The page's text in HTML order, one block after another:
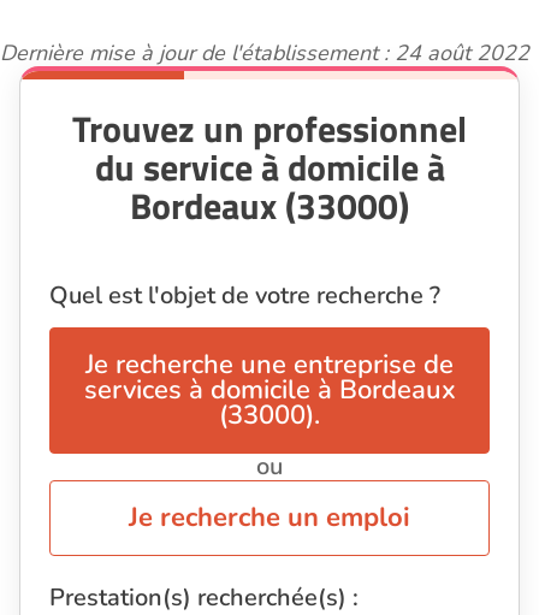
Dernière mise à jour de l'établissement : 24 août 2022
Trouvez un professionnel
du service à domicile à
Bordeaux (33000)
Quel est l'objet de votre recherche ?
Je recherche une entreprise de
services à domicile à Bordeaux
(33000).
ou
Je recherche un emploi
Prestation(s) recherchée(s) :